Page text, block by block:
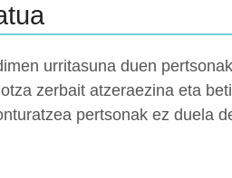
urritasuna duen
zerbait atzeraezina eta
pertsonak ez duela